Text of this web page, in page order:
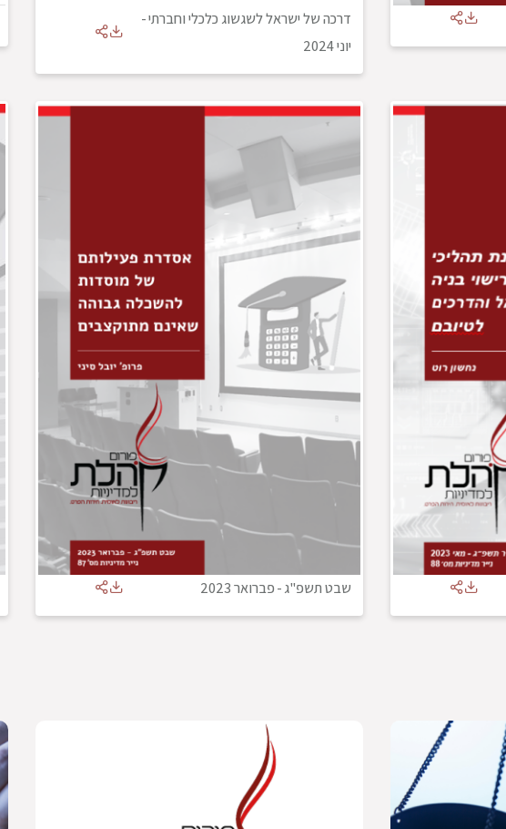
דרכה של ישראל לשגשוג כלכלי וחברתי-
יוני 2024
שבט תשפ"ג-פברואר 2023